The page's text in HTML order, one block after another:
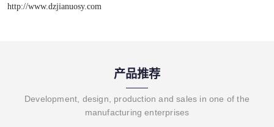
http://www.dzjianuosy.com
产品推荐
Development, design, production and sales in one of the
manufacturing enterprises